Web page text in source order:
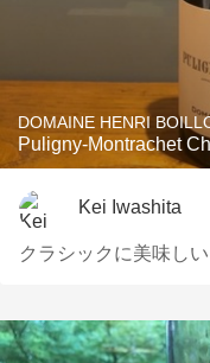
DOMAINE HENRI
Puligny-Montrachet
Kei Iwashita
クラシックに美味し